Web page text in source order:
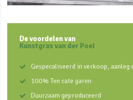
De voordelen van
Kunstgras van der Poel
Gespecaliseerd in verkoop, aanleg
100% Ten cate garen
Duurzaam geproduceerd